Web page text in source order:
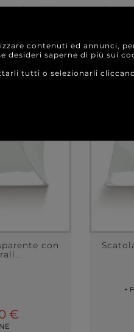
con
€
+
contenuti ed annunci,
desideri saperne di più sui
tutti o selezionarli